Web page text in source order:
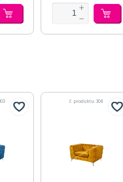
č. produktu: 304